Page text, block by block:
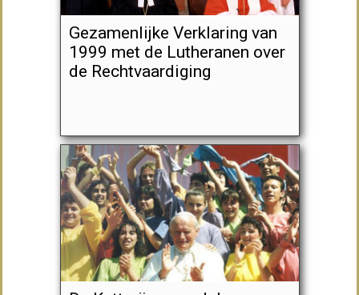
Gezamenlijke Verklaring van
1999 met de Lutheranen over
de Rechtvaardiging